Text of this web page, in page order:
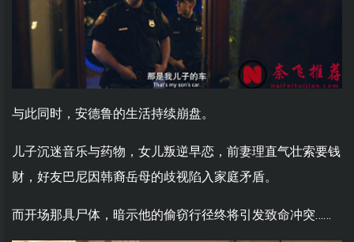
与此同时，安德鲁的生活持续崩盘。
儿子沉迷音乐与药物，女儿叛逆早恋，前妻理直气壮索要钱
财，好友巴尼因韩裔岳母的歧视陷入家庭矛盾。
而开场那具尸体，暗示他的偷窃行径终将引发致命冲突……